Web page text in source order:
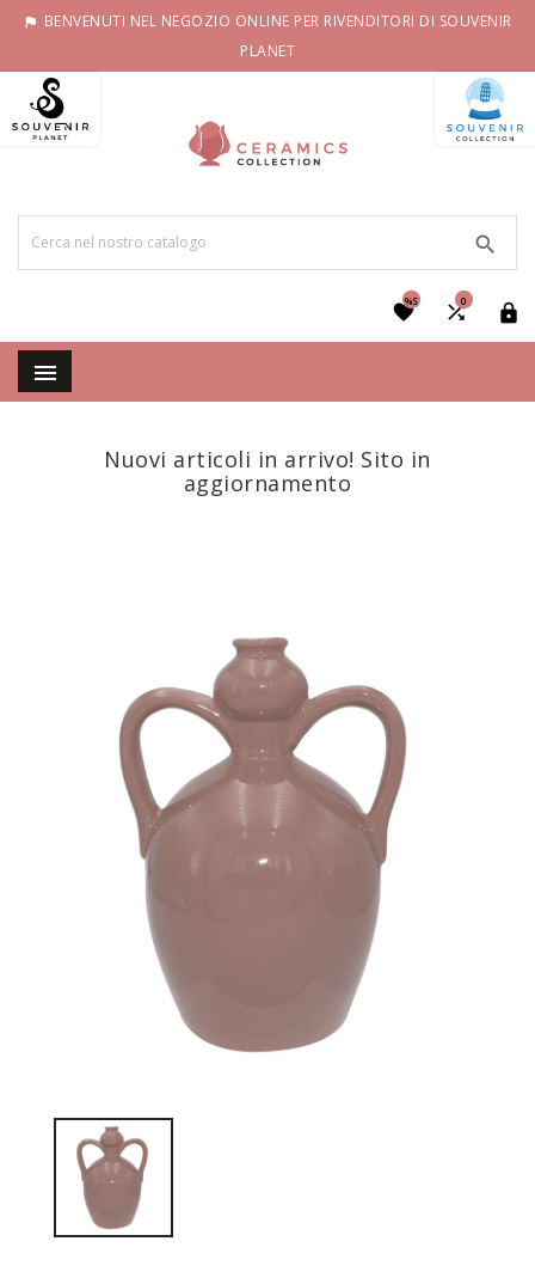

BENVENUTI NEL NEGOZIO ONLINE PER RIVENDITORI DI SOUVENIR
PLANET



0

%S

Nuovi articoli in arrivo! Sito in
aggiornamento